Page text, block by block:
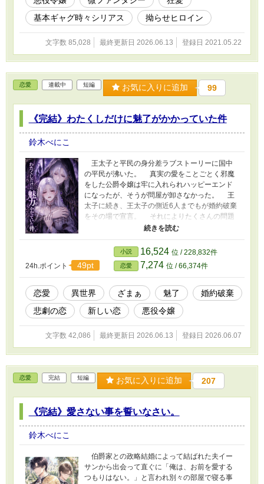
完結目指してがんばります。
基本ギャグ時々シリアス
拗らせヒロイン
文字数 85,028 最終更新日 2026.06.13 登録日 2021.05.22
恋愛 連載中 短編 お気に入りに追加 99
《完結》わたくしだけに魅了がかかっていた件
鈴木べにこ
王太子と平民の身分差ラブストーリーに国中
の平民が沸いた。 真実の愛をことごとく邪魔
をした公爵令嬢は牢に入れられハッピーエンド
になったが、そうが問屋が卸さなかった。 王
太子に続き、王太子の側近6人までもが婚約破棄
をその場で宣言。 それによりたくさんの問題
が発生して貴族達に未曾有の危機が訪れる。
ると、禁忌の魔法である魅了を平民の少女がか
け王太子と側近が魔法で誑かされたのではない
かという意見があがる。 少女が魅了を使った
事を期待し、莫大な金を払って最強の魔法使い
の魔塔の主を呼び出したのであった
が・・・・・。 結果は思いもよらぬ方向へと
行くのであった。 「わたくしの愛を返して。」
嬢だった件。 公爵令嬢は本来愛していた最初
の婚約者を想い絶望した。 ーーーーーーーーー
ーーーーーーーーーーーーーーーーー 友人との
合作です。
24h.ポイント 49pt
小説 16,524 位 / 228,832件
恋愛 7,274 位 / 66,374件
恋愛 異世界 ざまぁ 魅了
婚約破棄
悲劇の恋
新しい恋 悪役令嬢
文字数 42,086 最終更新日 2026.06.13 登録日 2026.06.07
恋愛 完結 短編 お気に入りに追加 207
《完結》愛さない事を誓いなさい。
鈴木べにこ
伯爵家との政略結婚によって結ばれた夫イー
サンから出会って直ぐに「俺は、お前を愛する
つもりはない。」と言われ別々の部屋で寝る事